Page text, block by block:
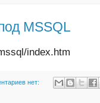
MSSQL
index.htm
нет: